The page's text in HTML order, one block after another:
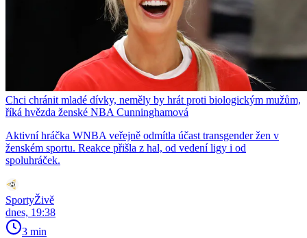
Chci chránit mladé dívky, neměly by hrát proti biologickým mužům,
říká hvězda ženské NBA Cunninghamová
Aktivní hráčka WNBA veřejně odmítla účast transgender žen v
ženském sportu. Reakce přišla z hal, od vedení ligy i od
spoluhráček.
SportyŽivě
dnes, 19:38
3 min